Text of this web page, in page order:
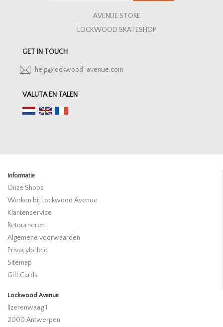
AVENUE STORE
LOCKWOOD SKATESHOP
GET IN TOUCH
help@lockwood-avenue.com
VALUTA EN TALEN
Informatie
Onze Shops
Werken bij Lockwood Avenue
Klantenservice
Retourneren
Algemene voorwaarden
Privacybeleid
Sitemap
Gift Cards
Lockwood Avenue
IJzerenwaag 1
2000 Antwerpen